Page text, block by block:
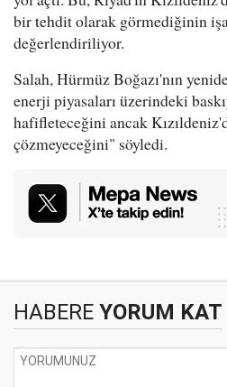
bir tehdit olarak görmediğinin
değerlendiriliyor.
Salah, Hürmüz Boğazı'nın
enerji piyasaları üzerindeki
hafifleteceğini ancak
çözmeyeceğini" söyledi.
HABERE YORUM KAT